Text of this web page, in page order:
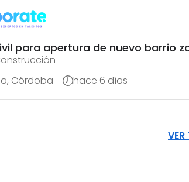
para apertura de nuevo barrio
Córdoba
hace 6 días
VER